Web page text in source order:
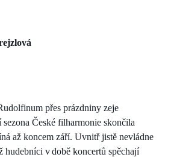
přes prázdniny zeje
České filharmonie skončila
až koncem září. Uvnitř jistě nevládne
v době koncertů spěchají